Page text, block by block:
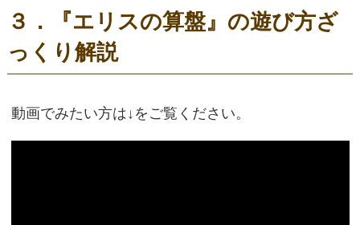
３．『エリスの算盤』の遊び方ざ
っくり解説
動画でみたい方は↓をご覧ください。